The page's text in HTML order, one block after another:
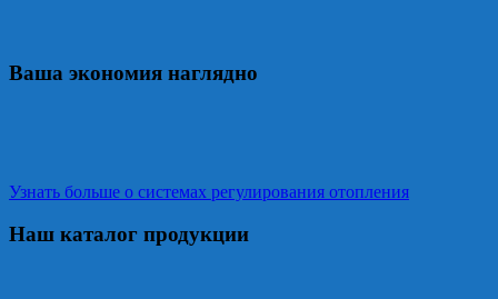
Ваша экономия наглядно
Узнать больше о системах регулирования отопления
Наш каталог продукции